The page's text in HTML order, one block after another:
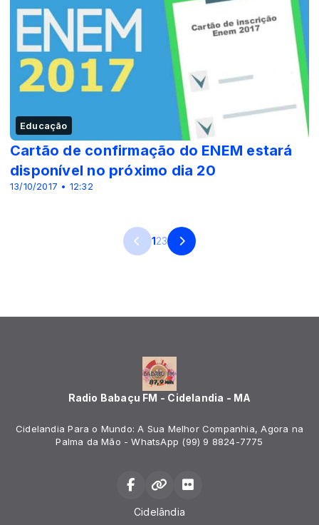
Educação
13/10/2017 • 12:32
Cartão de confirmação do ENEM estará
disponível no próximo dia 20
123
Radio Babaçu FM - Cidelandia - MA
Cidelandia Para o Mundo: A Sua Melhor Companhia, Agora na
Palma da Mão - WhatsApp (99) 9 8824-7775
Cidelândia